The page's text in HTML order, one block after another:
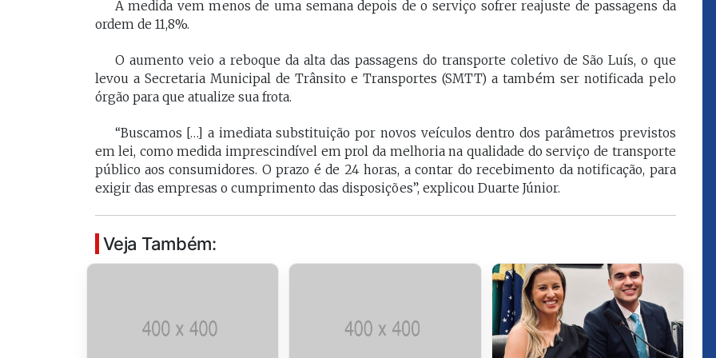
A medida vem menos de uma semana depois de o serviço sofrer reajuste de passagens da
ordem de 11,8%.
O aumento veio a reboque da alta das passagens do transporte coletivo de São Luís, o que
levou a Secretaria Municipal de Trânsito e Transportes (SMTT) a também ser notificada pelo
órgão para que atualize sua frota.
“Buscamos […] a imediata substituição por novos veículos dentro dos parâmetros previstos
em lei, como medida imprescindível em prol da melhoria na qualidade do serviço de transporte
público aos consumidores. O prazo é de 24 horas, a contar do recebimento da notificação, para
exigir das empresas o cumprimento das disposições”, explicou Duarte Júnior.
Veja Também:
porque nós temos
mais convergências do
divergências, somos da
geração.
Procurador federal de
carreira e professor da
UFMA, foi presidente do
Procon/MA e atuou como
secretários da Segep,
Secma, Segov e Seduc. É
Maranhão desde 2023.
Vossa Excelência que eu estou
maranhense desde março
de 2007. Ocupou o cargo de
diretor da Escola Superior
da Magistratura do
Maranhão (ESMAM) no
corregedor-geral da Justiça
do Tribunal de Justiça do
juízes e servidores"
FROZ SOBRINHO
Ingressou no Ministério
Justiça. Como
desembargador exerceu a
função de corregedor geral
da Justiça do Maranhão no
biênio 2022/2024. É